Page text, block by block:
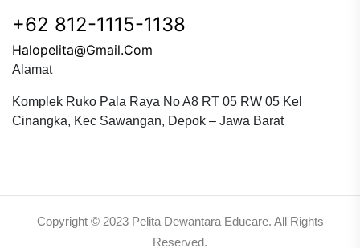
+62 812-1115-1138
Halopelita@gmail.com
Alamat
Komplek Ruko Pala Raya No A8 RT 05 RW 05 Kel
Cinangka, Kec Sawangan, Depok – Jawa Barat
Copyright © 2023 Pelita Dewantara Educare. All Rights
Reserved.